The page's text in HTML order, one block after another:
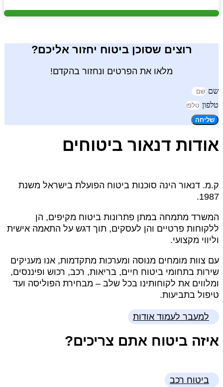
רוצים שסוכן ביטוח יחזור אליכם?
מלאו את הפרטים ונחזור בהקדם!
שם
טלפון
שליחה
אודות דנאור ביטוחים
ק.מ. דנאור הינה סוכנות ביטוח הפועלת בישראל משנת
1987.
המשרד מתמחה במתן פתרונות ביטוח מקיפים, הן
ללקוחות פרטיים והן לעסקים, תוך דגש על התאמה אישית
וליווי מקצועי.
עם צוות מומחים מנוסה ומערכות מתקדמות, אנו מעניקים
שירות בתחומי ביטוח חיים, בריאות, רכב, רכוש ופיננסים,
ומלווים את לקוחותינו בכל שלב – מבחירת הפוליסה ועד
טיפול בתביעות.
למעבר לעמוד אודות
איזה ביטוח אתם צריכים?
ביטוח רכב